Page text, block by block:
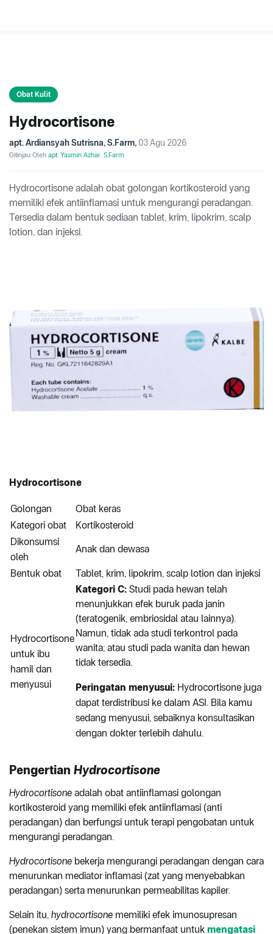
Obat Kulit
Hydrocortisone
apt. Ardiansyah Sutrisna, S.Farm, 03 Agu 2026
Ditinjau Oleh apt. Yasmin Azhar, S.Farm
Hydrocortisone adalah obat golongan kortikosteroid yang
memiliki efek antiinflamasi untuk mengurangi peradangan.
Tersedia dalam bentuk sediaan tablet, krim, lipokrim, scalp
lotion, dan injeksi.
Hydrocortisone
Golongan
Obat keras
Kategori obat
Kortikosteroid
Dikonsumsi
oleh
Anak dan dewasa
Bentuk obat Tablet, krim, lipokrim, scalp lotion dan injeksi
Hydrocortisone
untuk ibu
hamil dan
menyusui
Kategori C: Studi pada hewan telah
menunjukkan efek buruk pada janin
(teratogenik, embriosidal atau lainnya).
Namun, tidak ada studi terkontrol pada
wanita; atau studi pada wanita dan hewan
tidak tersedia.
Peringatan menyusui: Hydrocortisone juga
dapat terdistribusi ke dalam ASI. Bila kamu
sedang menyusui, sebaiknya konsultasikan
dengan dokter terlebih dahulu.
Pengertian Hydrocortisone
Hydrocortisone adalah obat antiinflamasi golongan
kortikosteroid yang memiliki efek antiinflamasi (anti
peradangan) dan berfungsi untuk terapi pengobatan untuk
mengurangi peradangan.
Hydrocortisone bekerja mengurangi peradangan dengan cara
menurunkan mediator inflamasi (zat yang menyebabkan
peradangan) serta menurunkan permeabilitas kapiler.
Selain itu, hydrocortisone memiliki efek imunosupresan
(penekan sistem imun) yang bermanfaat untuk mengatasi